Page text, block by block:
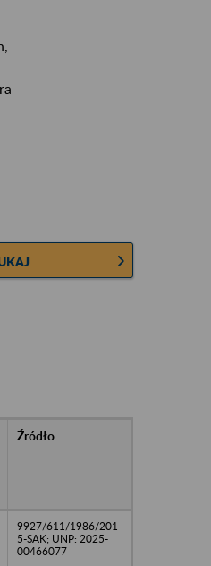
Źródło
9927/611/1986/201
5-SAK; UNP: 2025-
00466077